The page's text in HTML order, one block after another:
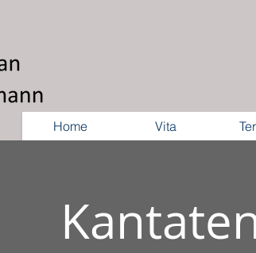
Home Vita